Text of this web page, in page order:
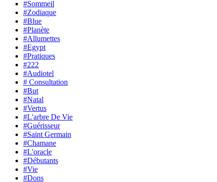
#Sommeil
#Zodiaque
#Blue
#Planète
#Allumettes
#Egypt
#Pratiques
#222
#Audiotel
# Consultation
#But
#Natal
#Vertus
#L'arbre De Vie
#Guérisseur
#Saint Germain
#Chamane
#L'oracle
#Débutants
#Vie
#Dons